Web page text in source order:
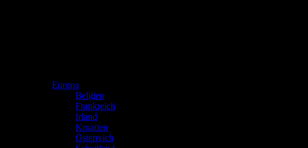
Europa
Belgien
Frankreich
Irland
Kroatien
Österreich